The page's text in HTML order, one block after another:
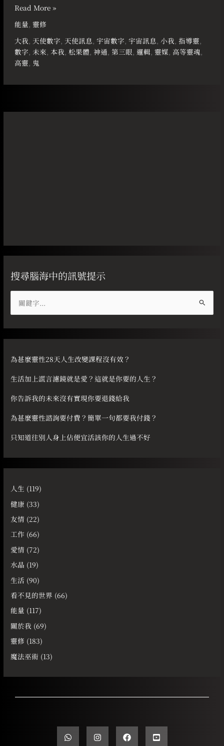
Read More »
能量,靈修
大我, 天使數字, 天使訊息,宇宙數字,宇宙訊息,小我,指導靈,
數字, 未來,本我,松果體,神通,第三眼,邏輯,靈媒, 高等靈魂,
高靈, 鬼
搜尋腦海中的訊號提示
尋
關
字
為甚麼靈性28天人生改變課程沒有效？
生活加上謊言濾鏡就是愛？這就是你要的人生？
你告訴我的未來沒有實現你要退錢給我
為甚麼靈性諮詢要付費？簡單一句都要我付錢？
只知道往別人身上佔便宜活該你的人生過不好
人生 (119)
健康 (33)
友情 (22)
工作 (66)
愛情 (72)
水晶 (19)
生活 (90)
看不見的世界 (66)
能量 (117)
關於我 (69)
靈修 (183)
魔法巫術 (13)